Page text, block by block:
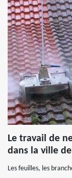
Le travail de
dans la ville
Les feuilles, les